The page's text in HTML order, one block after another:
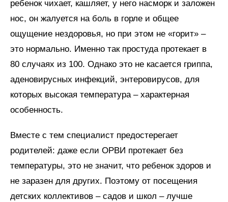
ребенок чихает, кашляет, у него насморк и заложен
нос, он жалуется на боль в горле и общее
ощущение нездоровья, но при этом не «горит» –
это нормально. Именно так простуда протекает в
80 случаях из 100. Однако это не касается гриппа,
аденовирусных инфекций, энтеровирусов, для
которых высокая температура – характерная
особенность.
Вместе с тем специалист предостерегает
родителей: даже если ОРВИ протекает без
температуры, это не значит, что ребенок здоров и
не заразен для других. Поэтому от посещения
детских коллективов – садов и школ – лучше